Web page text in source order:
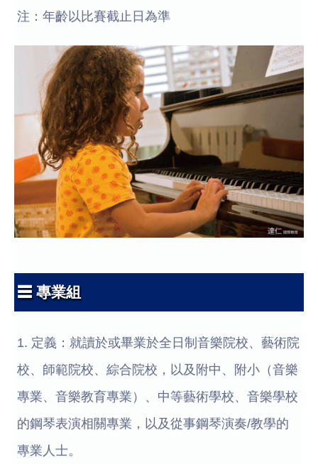
注：年齡以比賽截止日為準
☰ 專業組
1. 定義：就讀於或畢業於全日制音樂院校、藝術院
校、師範院校、綜合院校，以及附中、附小（音樂
專業、音樂教育專業）、中等藝術學校、音樂學校
的鋼琴表演相關專業，以及從事鋼琴演奏/教學的
專業人士。